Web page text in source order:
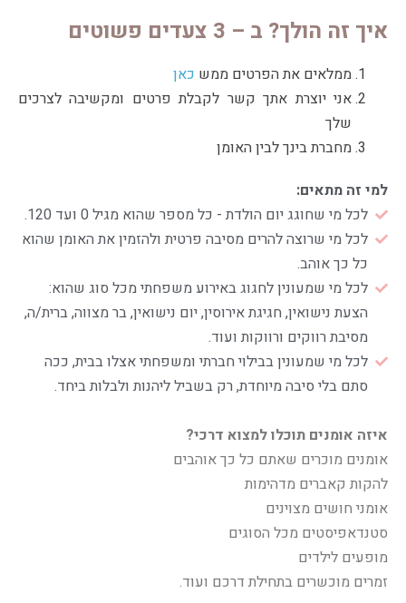
איך זה הולך? ב – 3 צעדים פשוטים
ממלאים את הפרטים ממש כאן
אני יוצרת אתך קשר לקבלת פרטים ומקשיבה לצרכים
שלך
מחברת בינך לבין האומן
למי זה מתאים:
לכל מי שחוגג יום הולדת - כל מספר שהוא מגיל 0 ועד 120.
לכל מי שרוצה להרים מסיבה פרטית ולהזמין את האומן שהוא
כל כך אוהב.
לכל מי שמעונין לחגוג באירוע משפחתי מכל סוג שהוא:
הצעת נישואין, חגיגת אירוסין, יום נישואין, בר מצווה, ברית/ה,
מסיבת רווקים ורווקות ועוד.
לכל מי שמעונין בבילוי חברתי ומשפחתי אצלו בבית, ככה
סתם בלי סיבה מיוחדת, רק בשביל ליהנות ולבלות ביחד.
איזה אומנים תוכלו למצוא דרכי?
אומנים מוכרים שאתם כל כך אוהבים
להקות קאברים מדהימות
אומני חושים מצוינים
סטנדאפיסטים מכל הסוגים
מופעים לילדים
זמרים מוכשרים בתחילת דרכם ועוד.